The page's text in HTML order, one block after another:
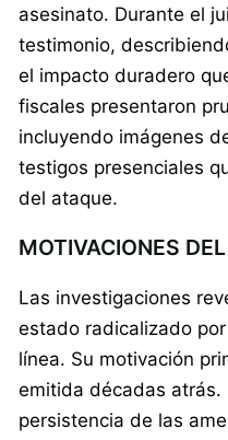
asesinato. Durante el
testimonio,
el impacto duradero
fiscales presentaron
incluyendo imágenes
testigos presenciales
del ataque.
MOTIVACIONES
Las investigaciones
estado radicalizado
línea. Su motivación
emitida décadas atrás.
persistencia de las